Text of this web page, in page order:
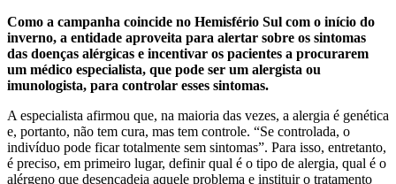
Como a campanha coincide no Hemisfério Sul com o início do
inverno, a entidade aproveita para alertar sobre os sintomas
das doenças alérgicas e incentivar os pacientes a procurarem
um médico especialista, que pode ser um alergista ou
imunologista, para controlar esses sintomas.
A especialista afirmou que, na maioria das vezes, a alergia é genética
e, portanto, não tem cura, mas tem controle. “Se controlada, o
indivíduo pode ficar totalmente sem sintomas”. Para isso, entretanto,
é preciso, em primeiro lugar, definir qual é o tipo de alergia, qual é o
alérgeno que desencadeia aquele problema e instituir o tratamento